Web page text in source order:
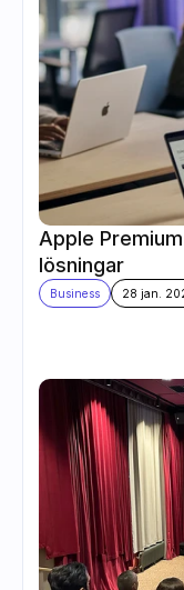
Apple
lösningar
Business 28 jan.